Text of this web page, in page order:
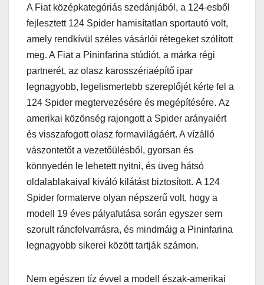
A Fiat középkategóriás szedánjából, a 124-esből
fejlesztett 124 Spider hamisítatlan sportautó volt,
amely rendkívül széles vásárlói rétegeket szólított
meg. A Fiat a Pininfarina stúdiót, a márka régi
partnerét, az olasz karosszériaépítő ipar
legnagyobb, legelismertebb szereplőjét kérte fel a
124 Spider megtervezésére és megépítésére. Az
amerikai közönség rajongott a Spider arányaiért
és visszafogott olasz formavilágáért. A vízálló
vászontetőt a vezetőülésből, gyorsan és
könnyedén le lehetett nyitni, és üveg hátsó
oldalablakaival kiváló kilátást biztosított. A 124
Spider formaterve olyan népszerű volt, hogy a
modell 19 éves pályafutása során egyszer sem
szorult ráncfelvarrásra, és mindmáig a Pininfarina
legnagyobb sikerei között tartják számon.
Nem egészen tíz évvel a modell észak-amerikai